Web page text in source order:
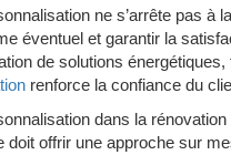
ne s’arrête pas à
éventuel et garantir la
de solutions
renforce la confiance du
dans la
doit offrir une approche sur